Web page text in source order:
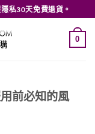
私30天免費退貨。
0
前必知的風